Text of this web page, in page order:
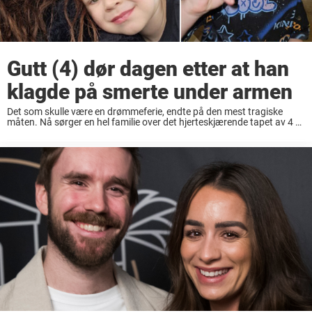
Gutt (4) dør dagen etter at han
klagde på smerte under armen
Det som skulle være en drømmeferie, endte på den mest tragiske
måten. Nå sørger en hel familie over det hjerteskjærende tapet av 4 år